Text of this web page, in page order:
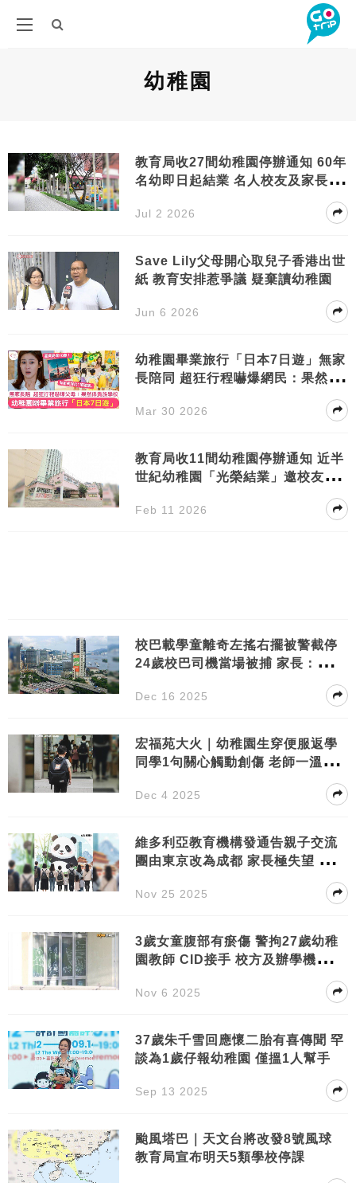
幼稚園
教育局收27間幼稚園停辦通知 60年
名幼即日起結業 名人校友及家長大
Jul 2 2026
Save Lily父母開心取兒子香港出世
紙 教育安排惹爭議 疑棄讀幼稚園
Jun 6 2026
幼稚園畢業旅行「日本7日遊」無家
長陪同 超狂行程嚇爆網民：果然係
Mar 30 2026
教育局收11間幼稚園停辦通知 近半
世紀幼稚園「光榮結業」邀校友重
Feb 11 2026
校巴載學童離奇左搖右擺被警截停
24歲校巴司機當場被捕 家長：太恐
Dec 16 2025
宏福苑大火｜幼稚園生穿便服返學
同學1句關心觸動創傷 老師一溫暖
Dec 4 2025
維多利亞教育機構發通告親子交流
團由東京改為成都 家長極失望 附校
Nov 25 2025
3歲女童腹部有瘀傷 警拘27歲幼稚
園教師 CID接手 校方及辦學機構首
Nov 6 2025
37歲朱千雪回應懷二胎有喜傳聞 罕
談為1歲仔報幼稚園 僅搵1人幫手
Sep 13 2025
颱風塔巴｜天文台將改發8號風球
教育局宣布明天5類學校停課